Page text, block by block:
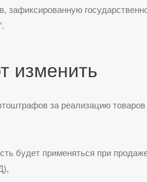
зафиксированную
изменить
за реализацию товаров
будет применяться при